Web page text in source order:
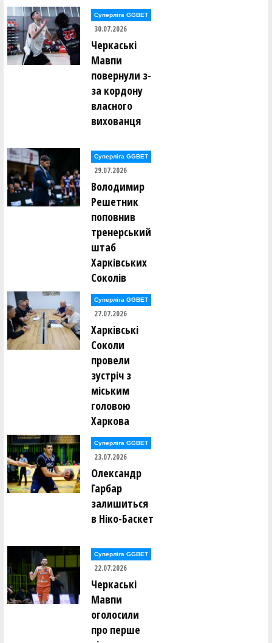
Суперліга GGBET
30.07.2026
Черкаські
Мавпи
повернули з-
за кордону
власного
вихованця
Суперліга GGBET
29.07.2026
Володимир
Решетник
поповнив
тренерський
штаб
Харківських
Соколів
Суперліга GGBET
27.07.2026
Харківські
Соколи
провели
зустріч з
міським
головою
Харкова
Суперліга GGBET
23.07.2026
Олександр
Гарбар
залишиться
в Ніко-Баскет
Суперліга GGBET
22.07.2026
Черкаські
Мавпи
оголосили
про перше